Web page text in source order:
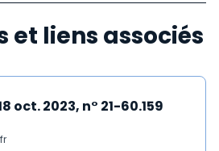
et liens associés
oct. 2023, n° 21-60.159